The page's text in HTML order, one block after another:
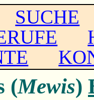
SUCHE
(Mewis)